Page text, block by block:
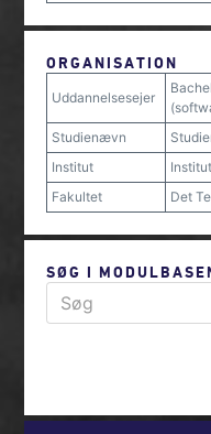
ORGANISATION
Uddannelsesejer
Studienævn
Institut
Fakultet
Det
SØG I